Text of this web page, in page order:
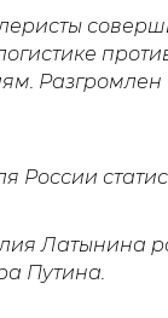
Разгромлен
России
Латынина
Путина.